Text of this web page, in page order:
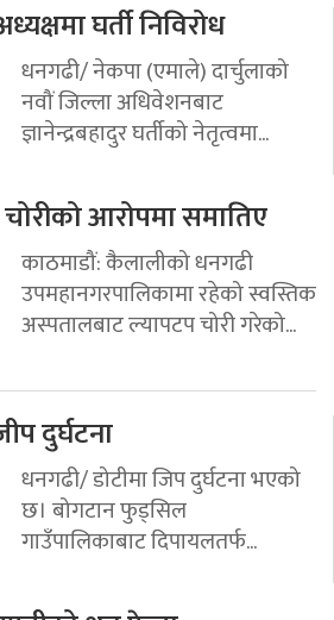
घर्ती निविरोध
धनगढी/ नेकपा (एमाले) दार्चुलाको
नवौं जिल्ला अधिवेशनबाट
ज्ञानेन्द्रबहादुर घर्तीको नेतृत्वमा...
आरोपमा समातिए
काठमाडौं: कैलालीको धनगढी
उपमहानगरपालिकामा रहेको स्वस्तिक
अस्पतालबाट ल्यापटप चोरी गरेको...
दुर्घटना
धनगढी/ डोटीमा जिप दुर्घटना भएको
छ। बोगटान फुड्सिल
गाउँपालिकाबाट दिपायलतर्फ...